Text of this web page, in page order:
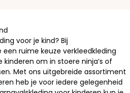
voor je kind? Bij
ruime keuze verkleedkleding
kinderen om in stoere ninja’s of
. Met ons uitgebreide assortiment
heb je voor iedere gelegenheid